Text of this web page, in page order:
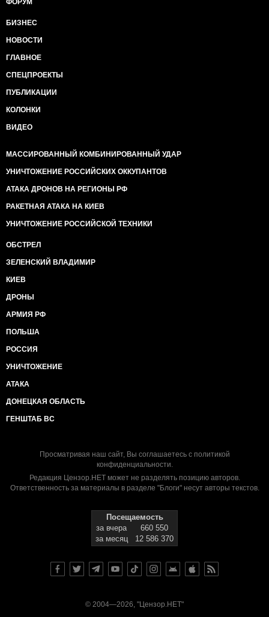
ФОРУМ
БИЗНЕС
НОВОСТИ
ГЛАВНОЕ
СПЕЦПРОЕКТЫ
ПУБЛИКАЦИИ
КОЛОНКИ
ВИДЕО
МАССИРОВАННЫЙ КОМБИНИРОВАННЫЙ УДАР
УНИЧТОЖЕНИЕ РОССИЙСКИХ ОККУПАНТОВ
АТАКА ДРОНОВ НА РЕГИОНЫ РФ
РАКЕТНАЯ АТАКА НА КИЕВ
УНИЧТОЖЕНИЕ РОССИЙСКОЙ ТЕХНИКИ
ОБСТРЕЛ
ЗЕЛЕНСКИЙ ВЛАДИМИР
КИЕВ
ДРОНЫ
АРМИЯ РФ
ПОЛЬША
РОССИЯ
УНИЧТОЖЕНИЕ
АТАКА
ДОНЕЦКАЯ ОБЛАСТЬ
ГЕНШТАБ ВС
Просматривая наш сайт, Вы соглашаетесь с политикой
конфиденциальности.
Редакция Цензор.НЕТ может не разделять позицию авторов.
Ответственность за материалы в разделе "Блоги" несут авторы текстов.
Посещаемость
за вчера
660 550
за месяц
12 586 370
© 2004—2026, "Цензор.НЕТ"